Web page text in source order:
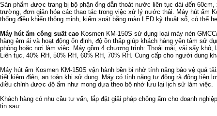
Sản phẩm được trang bị bộ phận ống dẫn thoát nước liên tục dài đến
trường, đơn giản hóa các thao tác trong việc xử lý nước thải. Máy hút ẩm
thống điều khiển thông minh, kiểm soát bằng màn LED kỹ thuật số, có thể
Máy hút ẩm công suất cao Kosmen KM-150S sử dụng loại máy nén
hàng êm ái và hoạt động ổn định, độ ồn thấp giúp khách hàng yên tâm sử
phòng hoặc nơi làm việc. Máy gồm 4 chương trình: Thoải mái, vải sấy khô,
Liên tục, 40% RH, 50% RH, 60% RH, 70% RH. Cung cấp cho người dung
Máy hút ẩm Kosmen KM-150S vận hành bền bỉ nhờ tính năng bảo vệ quá
tiết kiệm điện, an toàn khi sử dụng. Máy có tính năng tự động rã đông tiện
điều chỉnh được độ ẩm như mong dựa theo bộ nhớ lưu lại lịch sử làm việc.
Khách hàng có nhu cầu tư vấn, lắp đặt giải pháp chống ẩm cho doanh
tin sau: